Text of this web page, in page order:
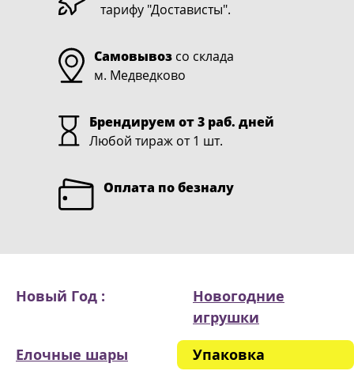
тарифу "Достависты".
Самовывоз со склада
м. Медведково
Брендируем от 3 раб. дней
Любой тираж от 1 шт.
Оплата по безналу
Новый Год :
Новогодние
игрушки
Елочные шары
Упаковка